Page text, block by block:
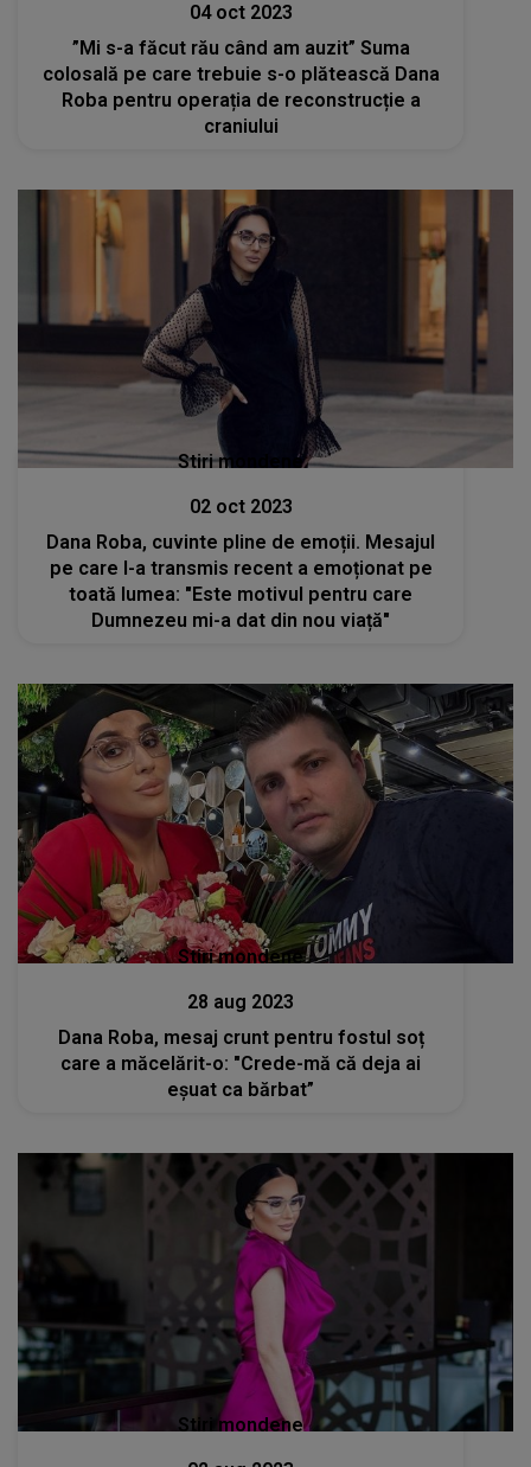
04 oct 2023
”Mi s-a făcut rău când am auzit” Suma
colosală pe care trebuie s-o plătească Dana
Roba pentru operația de reconstrucție a
craniului
Stiri mondene
02 oct 2023
Dana Roba, cuvinte pline de emoții. Mesajul
pe care l-a transmis recent a emoționat pe
toată lumea: "Este motivul pentru care
Dumnezeu mi-a dat din nou viață"
Stiri mondene
28 aug 2023
Dana Roba, mesaj crunt pentru fostul soț
care a măcelărit-o: "Crede-mă că deja ai
eșuat ca bărbat”
Stiri mondene